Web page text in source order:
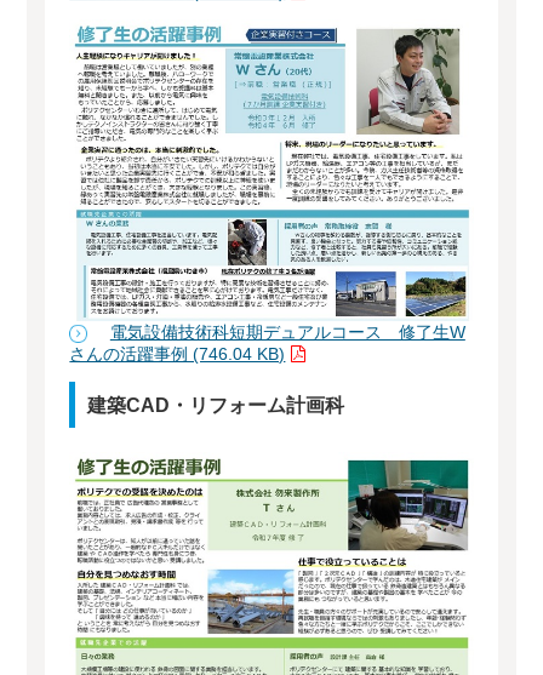
電気設備技術科短期デュアルコース 修了生W
さんの活躍事例 (746.04 KB)
建築CAD・リフォーム計画科